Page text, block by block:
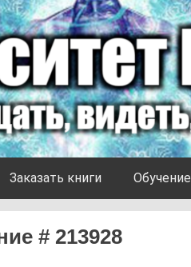
Заказать книги Обучение
# 213928